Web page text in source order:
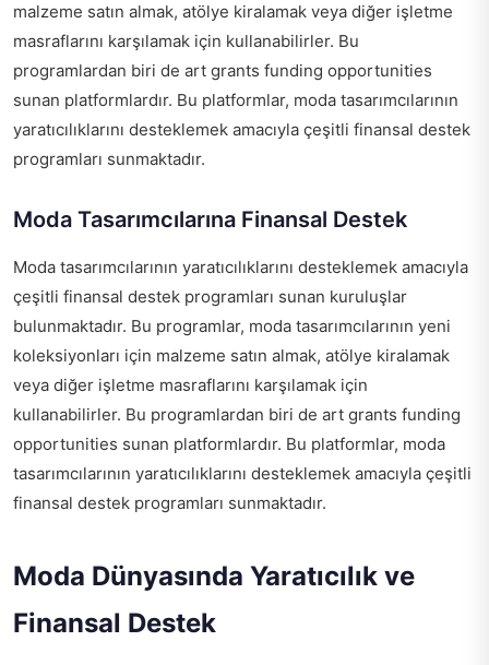
malzeme satın almak, atölye kiralamak veya diğer işletme
masraflarını karşılamak için kullanabilirler. Bu
programlardan biri de art grants funding opportunities
sunan platformlardır. Bu platformlar, moda tasarımcılarının
yaratıcılıklarını desteklemek amacıyla çeşitli finansal destek
programları sunmaktadır.
Moda Tasarımcılarına Finansal Destek
Moda tasarımcılarının yaratıcılıklarını desteklemek amacıyla
çeşitli finansal destek programları sunan kuruluşlar
bulunmaktadır. Bu programlar, moda tasarımcılarının yeni
koleksiyonları için malzeme satın almak, atölye kiralamak
veya diğer işletme masraflarını karşılamak için
kullanabilirler. Bu programlardan biri de art grants funding
opportunities sunan platformlardır. Bu platformlar, moda
tasarımcılarının yaratıcılıklarını desteklemek amacıyla çeşitli
finansal destek programları sunmaktadır.
Moda Dünyasında Yaratıcılık ve
Finansal Destek